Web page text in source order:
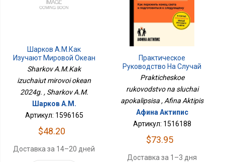
Шарков А.М.Как
Изучают Мировой Океан
2024г.
Sharkov A.M.Kak
izuchaiut mirovoi okean
2024g. , Sharkov A.M.
Шарков А.М.
Артикул: 1596165
$48.20
Доставка за 14–20 дней
Практическое
Руководство На Случай
Апокалипсиса
Prakticheskoe
rukovodstvo na sluchai
apokalipsisa , Afina Aktipis
Афина Актипис
Артикул: 1516188
$73.95
Доставка за 1–3 дня